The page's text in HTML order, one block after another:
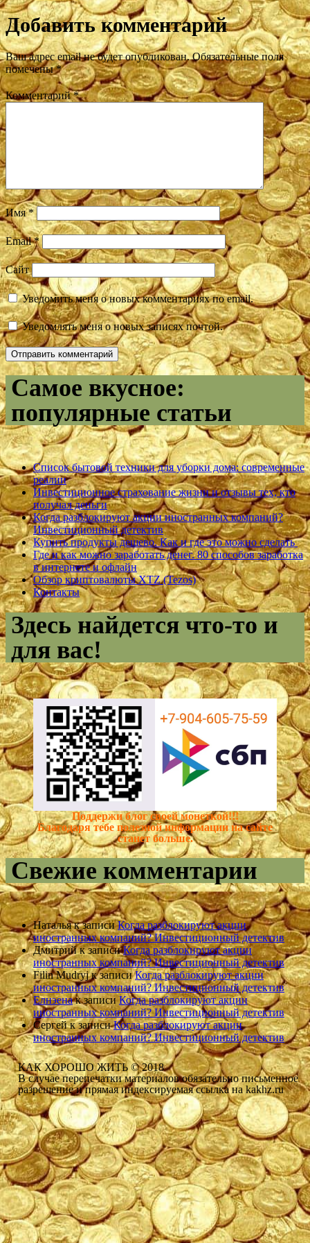
Добавить комментарий
Ваш адрес email не будет опубликован. Обязательные поля
помечены*
Комментарий*
Имя*
Email*
Сайт
Уведомить меня о новых комментариях по email.
Уведомлять меня о новых записях почтой.
Самое вкусное:
популярные статьи
Список бытовой техники для уборки дома: современные
реалии
Инвестиционное страхование жизни и отзывы тех, кто
получал деньги
Когда разблокируют акции иностранных компаний?
Инвестиционный детектив
Купить продукты дешево. Как и где это можно сделать
Где и как можно заработать денег. 80 способов заработка
в интернете и офлайн
Обзор криптовалюты XTZ (Tezos)
Контакты
Здесь найдется что-то и
для вас!
Поддержи блог своей монеткой!!!
Благодаря тебе полезной информации на сайте
станет больше.
Свежие комментарии
Натальяк записиКогда разблокируют акции
иностранных компаний? Инвестиционный детектив
Дмитрийк записиКогда разблокируют акции
иностранных компаний? Инвестиционный детектив
Filin Mudryjк записиКогда разблокируют акции
иностранных компаний? Инвестиционный детектив
Елнэенак записиКогда разблокируют акции
иностранных компаний? Инвестиционный детектив
Сергейк записиКогда разблокируют акции
иностранных компаний? Инвестиционный детектив
КАК ХОРОШО ЖИТЬ © 2018
В случае перепечатки материалов обязательно письменное
разрешение и прямая индексируемая ссылка на kakhz.ru